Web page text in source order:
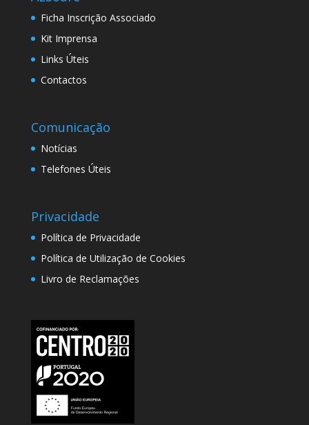
Ficha Inscrição Associado
Kit Imprensa
Links Úteis
Contactos
Comunicação
Notícias
Telefones Úteis
Privacidade
Política de Privacidade
Política de Utilização de Cookies
Livro de Reclamações